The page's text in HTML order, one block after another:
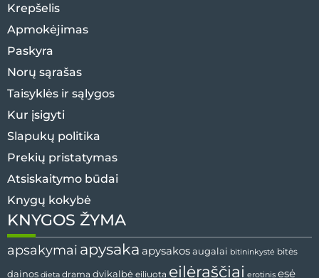
Krepšelis
Apmokėjimas
Paskyra
Norų sąrašas
Taisyklės ir sąlygos
Kur įsigyti
Slapukų politika
Prekių pristatymas
Atsiskaitymo būdai
Knygų kokybė
KNYGOS ŽYMA
apsakymai apysaka apysakos augalai bitininkystė bitės
dainos dieta drama dvikalbė eiliuota eilėraščiai erotinis esė